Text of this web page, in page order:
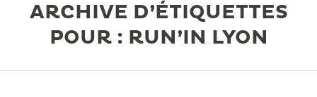
ARCHIVE D’ÉTIQUETTES
POUR : RUN’IN LYON